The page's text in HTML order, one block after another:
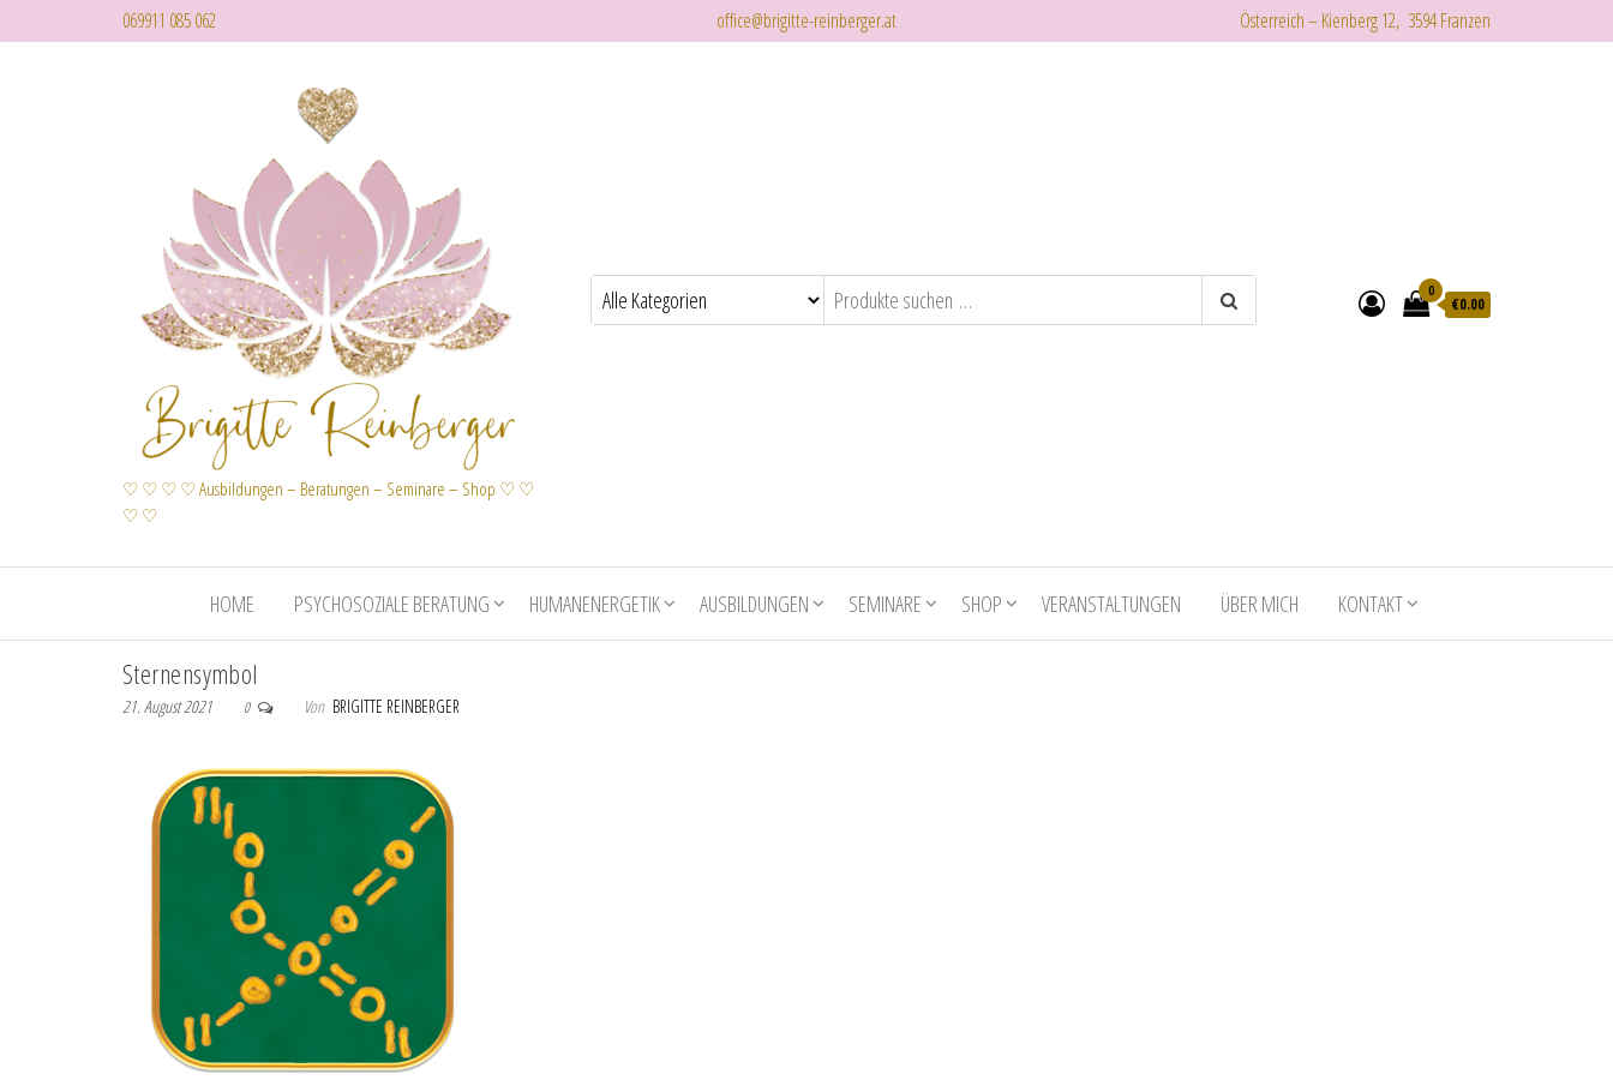
069911 085 062 office@brigitte-reinberger.at Österreich – Kienberg 12, 3594 Franzen
♡ ♡ ♡ ♡ Ausbildungen – Beratungen – Seminare – Shop ♡ ♡
♡ ♡
0
€0.00
HOME PSYCHOSOZIALE BERATUNG HUMANENERGETIK AUSBILDUNGEN SEMINARE SHOP VERANSTALTUNGEN ÜBER MICH KONTAKT
Sternensymbol
21. August 2021 0 Von BRIGITTE REINBERGER